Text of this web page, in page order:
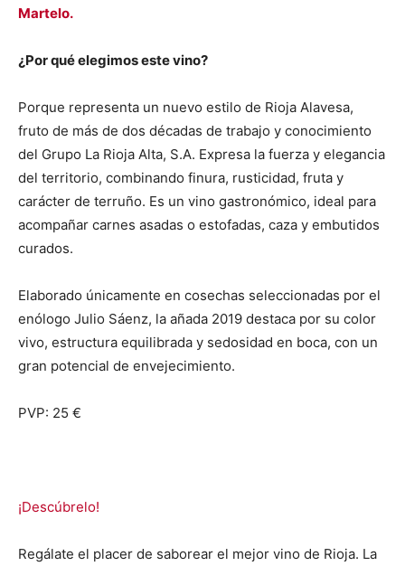
Martelo.
¿Por qué elegimos este vino?
Porque representa un nuevo estilo de Rioja Alavesa,
fruto de más de dos décadas de trabajo y conocimiento
del Grupo La Rioja Alta, S.A. Expresa la fuerza y elegancia
del territorio, combinando finura, rusticidad, fruta y
carácter de terruño. Es un vino gastronómico, ideal para
acompañar carnes asadas o estofadas, caza y embutidos
curados.
Elaborado únicamente en cosechas seleccionadas por el
enólogo Julio Sáenz, la añada 2019 destaca por su color
vivo, estructura equilibrada y sedosidad en boca, con un
gran potencial de envejecimiento.
PVP: 25 €
¡Descúbrelo!
Regálate el placer de saborear el mejor vino de Rioja. La